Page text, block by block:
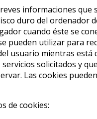
informaciones que
duro del ordenador
cuando éste se
pueden utilizar para
usuario mientras está
solicitados y
Las cookies
de cookies: